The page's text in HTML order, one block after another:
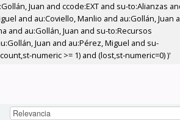
Juan and ccode:EXT and su-to:Alianzas
and au:Coviello, Manlio and au:Gollán, Juan
and au:Gollán, Juan and su-to:Recursos
Juan and au:Pérez, Miguel and su-
numeric >= 1) and (lost,st-numeric=0) )'